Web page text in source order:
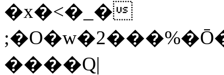
�x�<�_�
����Q|